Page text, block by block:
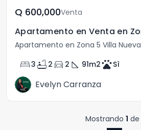
Q	600,000Venta
Apartamento en Zona 5 Villa Nueva
bed3 bathtub 2 directions_car 2 square_foot 91m2petsSì
Evelyn Carranza
Mostrando 1 de